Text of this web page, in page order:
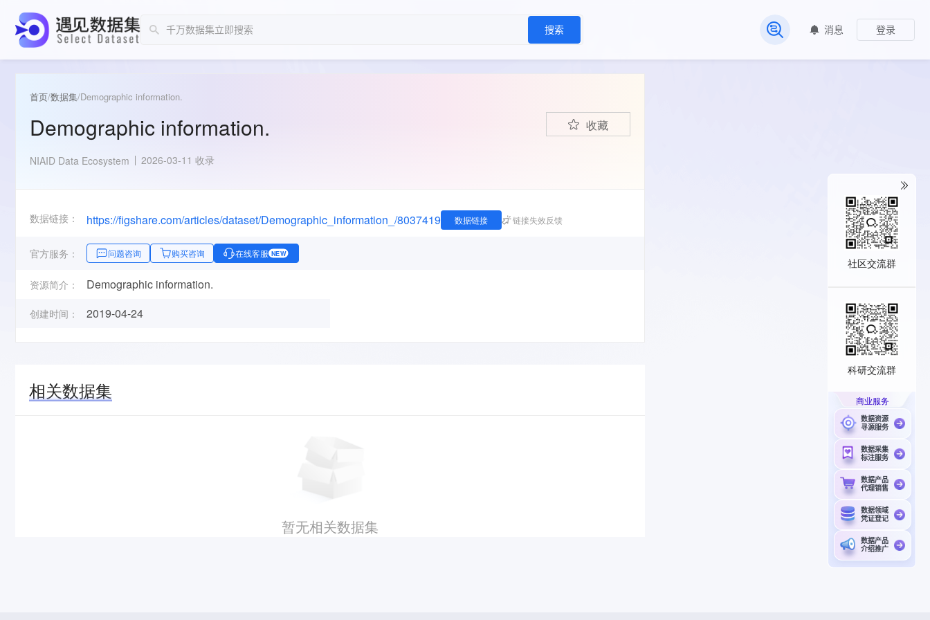
搜索
常见问题
消息 登录
首页/数据集/Demographic information.
Demographic information. 收藏
NIAID Data Ecosystem 2026-03-11 收录
数据链接： https://figshare.com/articles/dataset/Demographic_information_/8037419 数据链接 链接失效反馈
官方服务： 问题咨询 购买咨询 在线客服 NEW
资源简介： Demographic information.
创建时间： 2019-04-24
相关数据集
暂无相关数据集
社区交流群
科研交流群
商业服务
数据资源
寻源服务
数据采集
标注服务
数据产品
代理销售
数据领域
凭证登记
数据产品
介绍推广